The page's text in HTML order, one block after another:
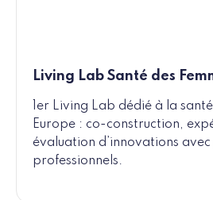
Living Lab Santé des
1er Living Lab dédié à la
Europe : co-construction,
évaluation d’innovations
professionnels.